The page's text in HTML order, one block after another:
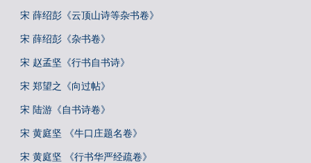
宋 薛绍彭《云顶山诗等杂书卷》
宋 薛绍彭《杂书卷》
宋 赵孟坚《行书自书诗》
宋 郑望之《向过帖》
宋 陆游《自书诗卷》
宋 黄庭坚 《牛口庄题名卷》
宋 黄庭坚 《行书华严经疏卷》